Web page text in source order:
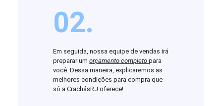
02.
Em seguida, nossa equipe de vendas irá
preparar umorçamento completopara
você. Dessa maneira, explicaremos as
melhores condições para compra que
só a CrachásRJ oferece!